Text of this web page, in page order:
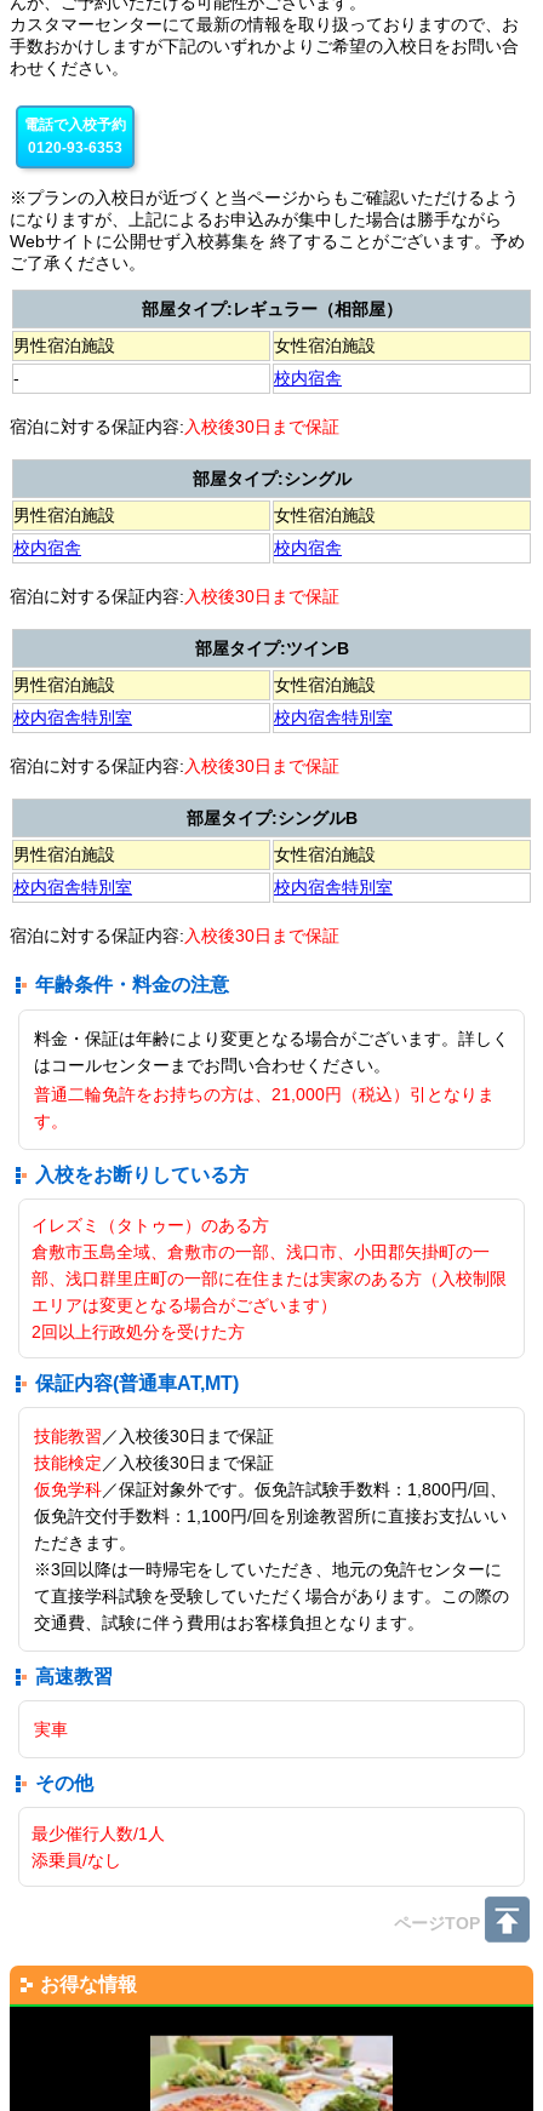
カスタマーセンターにて最新の情報を取り扱っておりますので、お
手数おかけしますが下記のいずれかよりご希望の入校日をお問い合
わせください。
電話で入校予約
0120-93-6353
※プランの入校日が近づくと当ページからもご確認いただけるよう
になりますが、上記によるお申込みが集中した場合は勝手ながら
Webサイトに公開せず入校募集を 終了することがございます。予め
ご了承ください。
部屋タイプ:レギュラー（相部屋）
男性宿泊施設
女性宿泊施設
-
校内宿舎
宿泊に対する保証内容:入校後30日まで保証
部屋タイプ:シングル
男性宿泊施設
女性宿泊施設
校内宿舎
校内宿舎
宿泊に対する保証内容:入校後30日まで保証
部屋タイプ:ツインB
男性宿泊施設
女性宿泊施設
校内宿舎特別室
校内宿舎特別室
宿泊に対する保証内容:入校後30日まで保証
部屋タイプ:シングルB
男性宿泊施設
女性宿泊施設
校内宿舎特別室
校内宿舎特別室
宿泊に対する保証内容:入校後30日まで保証
年齢条件・料金の注意
料金・保証は年齢により変更となる場合がございます。詳しく
はコールセンターまでお問い合わせください。
普通二輪免許をお持ちの方は、21,000円（税込）引となりま
す。
入校をお断りしている方
イレズミ（タトゥー）のある方
倉敷市玉島全域、倉敷市の一部、浅口市、小田郡矢掛町の一
部、浅口群里庄町の一部に在住または実家のある方（入校制限
エリアは変更となる場合がございます）
2回以上行政処分を受けた方
保証内容(普通車AT,MT)
技能教習 ／入校後30日まで保証
技能検定 ／入校後30日まで保証
仮免学科／保証対象外です。仮免許試験手数料：1,800円/回、
仮免許交付手数料：1,100円/回を別途教習所に直接お支払いい
ただきます。
※3回以降は一時帰宅をしていただき、地元の免許センターに
て直接学科試験を受験していただく場合があります。この際の
交通費、試験に伴う費用はお客様負担となります。
高速教習
実車
その他
最少催行人数/1人
添乗員/なし
ページTOP
お得な情報